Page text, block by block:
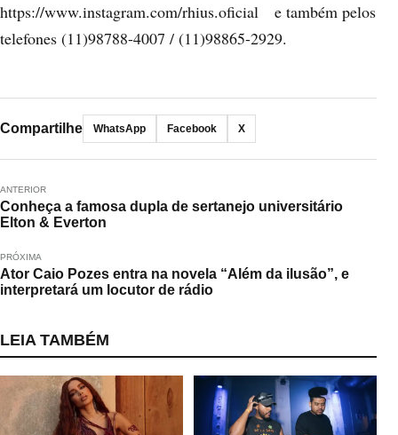
https://www.instagram.com/rhius.oficial e também pelos
telefones (11)98788-4007 / (11)98865-2929.
Compartilhe WhatsApp Facebook X
ANTERIOR
Conheça a famosa dupla de sertanejo universitário
Elton & Everton
PRÓXIMA
Ator Caio Pozes entra na novela “Além da ilusão”, e
interpretará um locutor de rádio
LEIA TAMBÉM